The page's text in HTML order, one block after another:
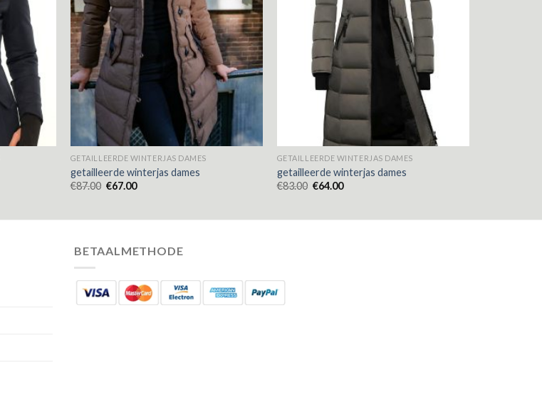
GETAILLEERDE WINTERJAS DAMES
getailleerde winterjas dames
€87.00 €67.00
GETAILLEERDE WINTERJAS DAMES
getailleerde winterjas dames
€83.00 €64.00
BETAALMETHODE